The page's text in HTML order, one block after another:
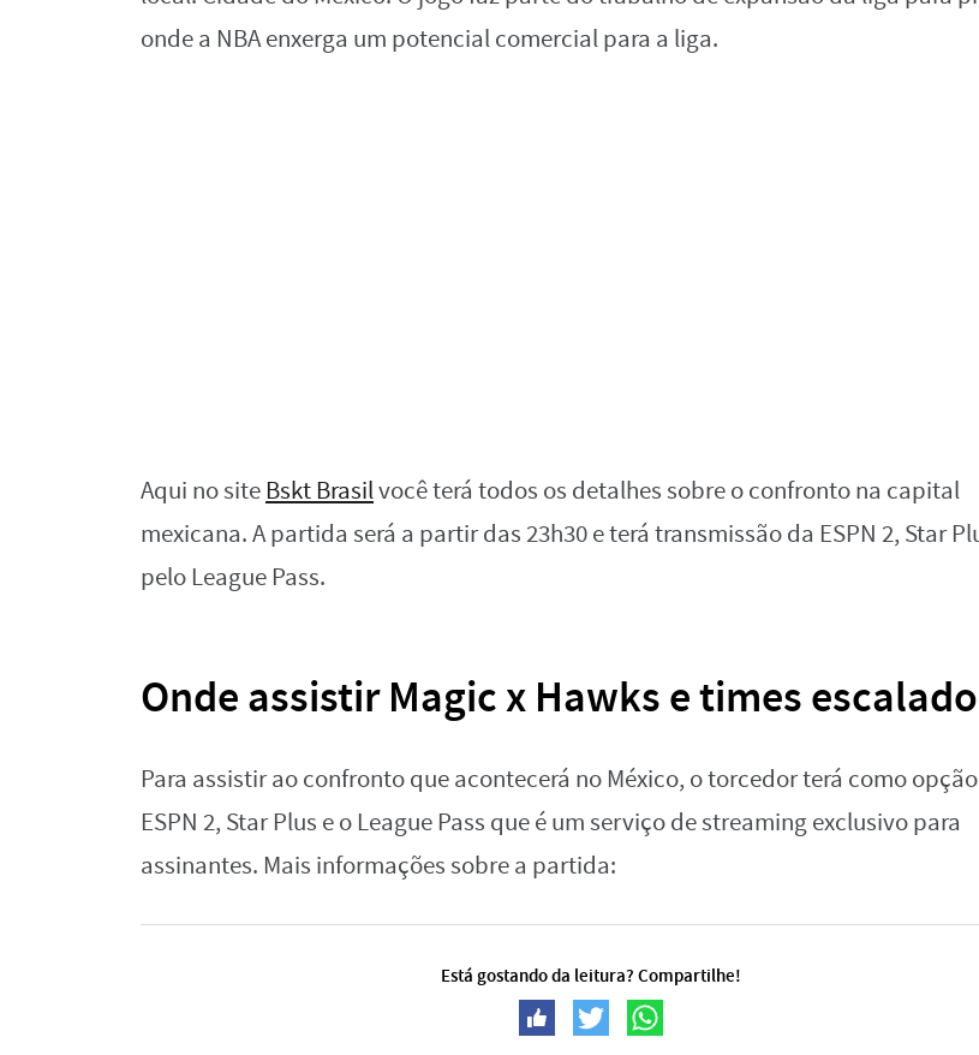
onde a NBA enxerga um potencial comercial para a liga.
Aqui no siteBskt Brasilvocê terá todos os detalhes sobre o confronto na capital
mexicana. A partida será a partir das 23h30 e terá transmissão da ESPN 2, Star
pelo League Pass.
Onde assistir Magic x Hawks e times
Para assistir ao confronto que acontecerá no México, o torcedor terá como
ESPN 2, Star Plus e o League Pass que é um serviço de streaming exclusivo para
assinantes. Mais informações sobre a partida:
Está gostando da leitura? Compartilhe!